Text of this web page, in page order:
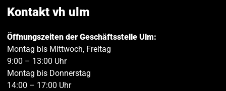
Kontakt vh ulm
Öffnungszeiten der Geschäftsstelle Ulm:
Montag bis Mittwoch, Freitag
9:00 – 13:00 Uhr
Montag bis Donnerstag
14:00 – 17:00 Uhr